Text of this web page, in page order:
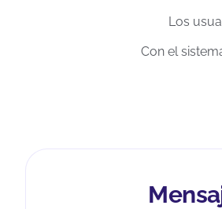
Los
Con el